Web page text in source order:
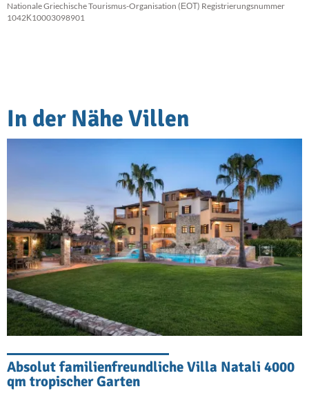
Nationale Griechische Tourismus-Organisation (ΕΟΤ) Registrierungsnummer
1042Κ10003098901
In der Nähe Villen
Absolut familienfreundliche Villa Natali 4000
qm tropischer Garten